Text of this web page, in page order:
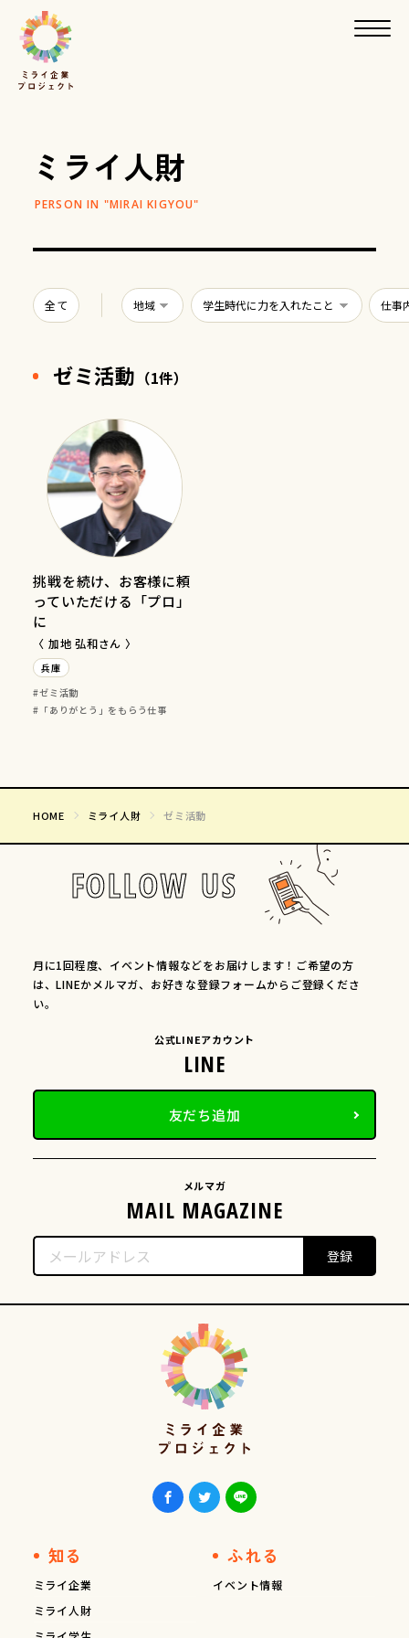
ミライ人財
全て
ゼミ活動 （1件）
挑戦を続け、お客様に頼
っていただける「プロ」
に
〈 加地 弘和さん 〉
兵庫
ゼミ活動
「ありがとう」をもらう仕事
HOME ミライ人財 ゼミ活動
FOLLOW US
月に1回程度、イベント情報などをお届けします！ご希望の方
は、LINEかメルマガ、お好きな登録フォームからご登録くださ
い。
公式LINEアカウント
友だち追加
メルマガ
知る
ミライ企業
ミライ人財
ふれる
イベント情報